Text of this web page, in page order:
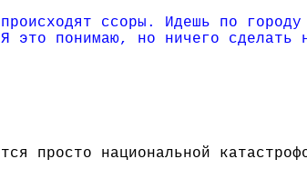
ссоры. Идешь по
понимаю, но ничего сделать
просто национальной